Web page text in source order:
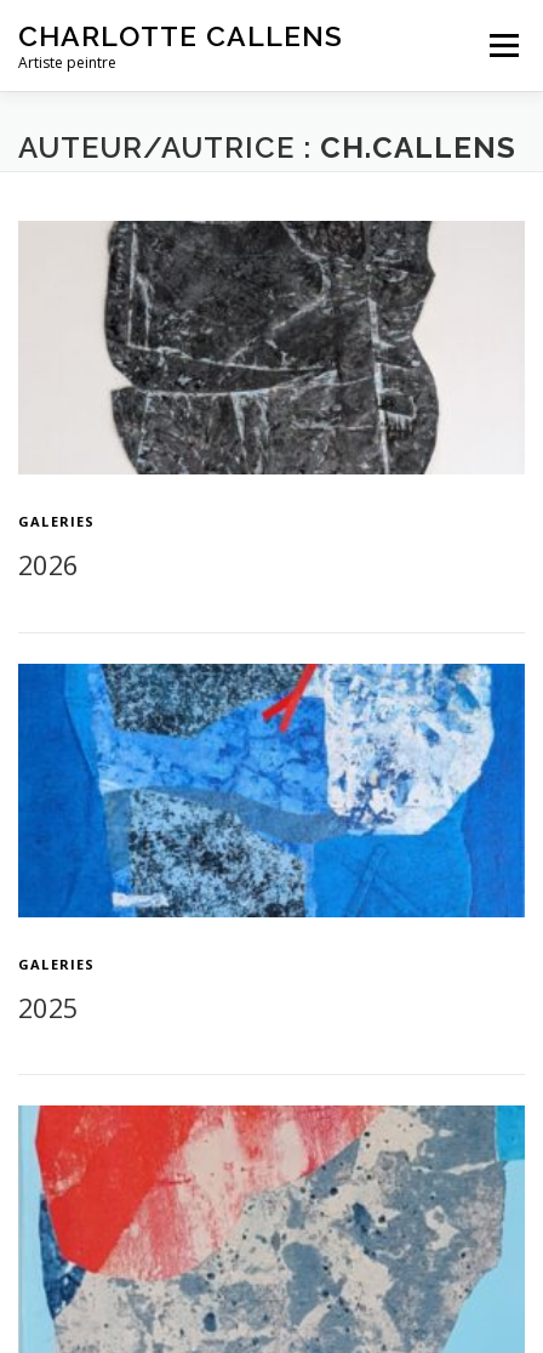
contenu
CHARLOTTE CALLENS
Artiste peintre
Menu
EXPOSITIONS LA DÉMARCHE BIOGRAPHIE
CARNET DE MOTS PRESSE
PRÉSENTATION VIDÉO
AUTEUR/AUTRICE : CH.CALLENS
GALERIES
2026
GALERIES
2025